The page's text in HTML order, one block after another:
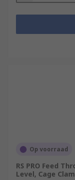
Op voorraad
RS PRO Feed
Level, Cage